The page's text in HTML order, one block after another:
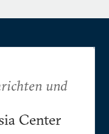
und
Center